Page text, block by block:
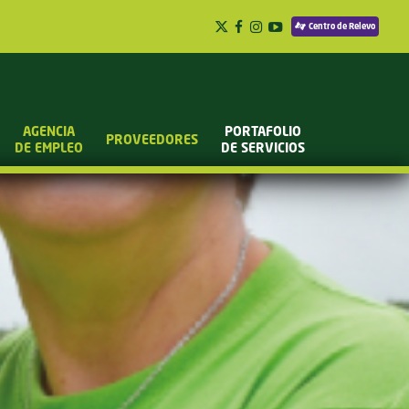
Centro de Relevo
AGENCIA
DE EMPLEO
PROVEEDORES
PORTAFOLIO
DE SERVICIOS